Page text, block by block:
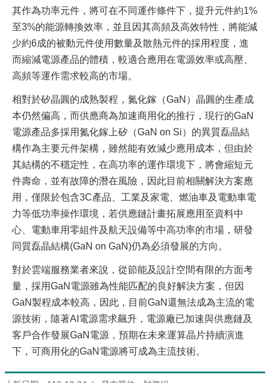
其作為功率元件，將可在不同運作條件下，提升元件約1%
至3%的能源轉換效率，並且因其高頻及高效特性，將能減
少約6成的被動元件使用數量及散熱元件的採用程度，進
而縮減電源產品的體積，較適合應用在電源效率或高壓、
高頻等運作需求較高的市場。
相對於矽晶圓的成熟製程，氮化鎵（GaN）晶圓的生產成
本仍然偏高，而供應商為加速商用化的推行，現行的GaN
電源產品多採用氮化鎵上矽（GaN on Si）的異質磊晶結
構作為主要元件架構，雖然能有效減少應用成本，但由於
其結構的不穩定性，在高功率的運作環境下，將會縮短元
件壽命，並有故障的潛在風險，因此目前相關解決方案應
用，僅限於包含3C產品、工業及家電、燃油車及電動車電
力等低功率操作環境，若供應鏈計畫拓展應用至資料中
心、電動車用零組件及航天設備等中高功率的市場，研發
同質磊晶結構(GaN on GaN)仍為必須發展的方向。
對於雲端服務業者來說，從節能及設計空間有限的方面考
量，採用GaN電源雖為性能匹配的良好解決方案，但因
GaN製程成本較高，因此，目前GaN還無法成為主流的電
源技術，隨著AI電源需求飆升，電源廠已加速與供應鏈及
客戶合作發展GaN電源，預期在未來運算晶片持續演進
下，可商用化的GaN電源將可成為主流技術。